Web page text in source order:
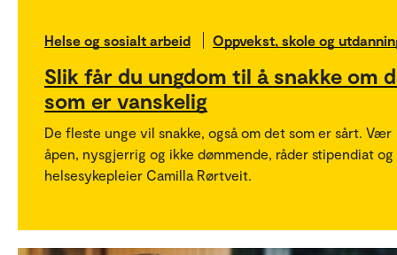
Helse og sosialt arbeid Oppvekst, skole og
Slik får du ungdom til å snakke om
som er vanskelig
De fleste unge vil snakke, også om det som er sårt. Vær
åpen, nysgjerrig og ikke dømmende, råder stipendiat og
helsesykepleier Camilla Rørtveit.